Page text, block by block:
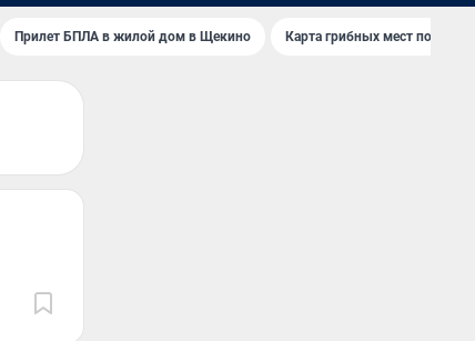
Прилет БПЛА в жилой дом в Щекино Карта грибных мест под